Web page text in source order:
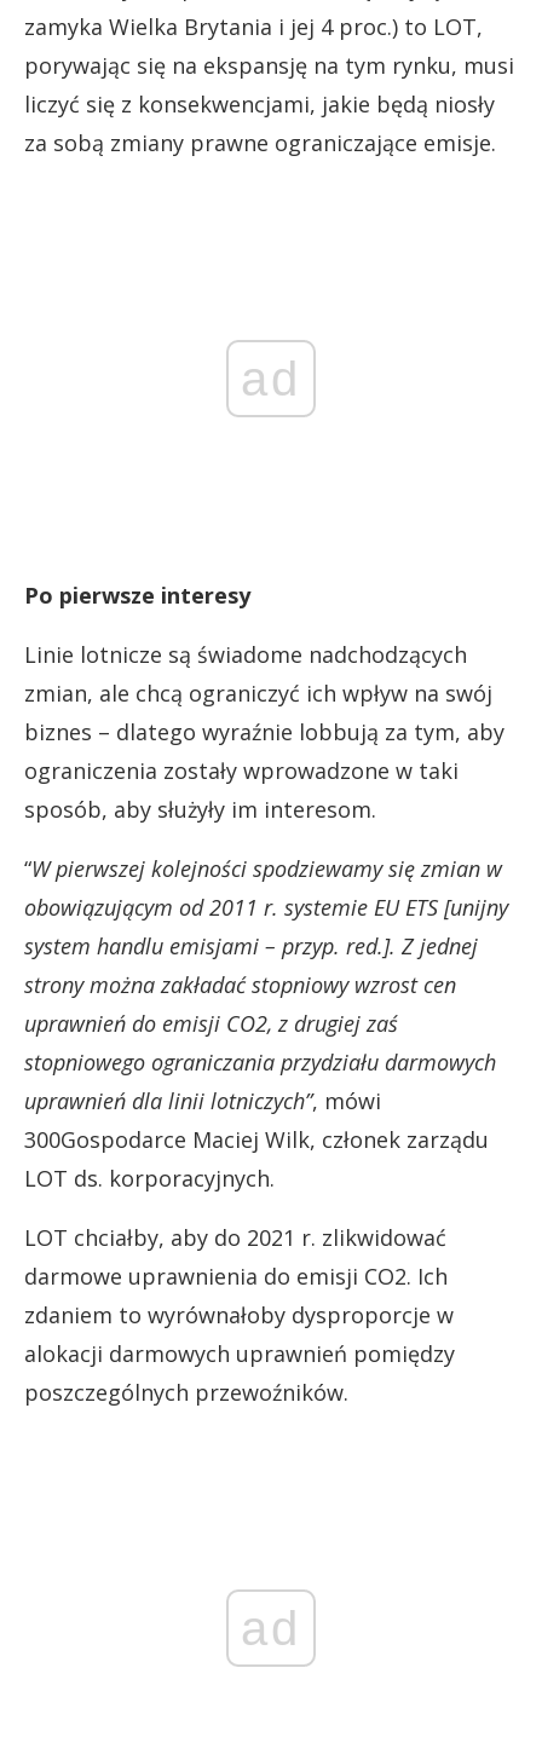
zamyka Wielka Brytania i jej 4 proc.) to LOT,
porywając się na ekspansję na tym rynku, musi
liczyć się z konsekwencjami, jakie będą niosły
za sobą zmiany prawne ograniczające emisje.
ad
Po pierwsze interesy
Linie lotnicze są świadome nadchodzących
zmian, ale chcą ograniczyć ich wpływ na swój
biznes – dlatego wyraźnie lobbują za tym, aby
ograniczenia zostały wprowadzone w taki
sposób, aby służyły im interesom.
“W pierwszej kolejności spodziewamy się zmian w
obowiązującym od 2011 r. systemie EU ETS [unijny
system handlu emisjami – przyp. red.]. Z jednej
strony można zakładać stopniowy wzrost cen
uprawnień do emisji CO2, z drugiej zaś
stopniowego ograniczania przydziału darmowych
uprawnień dla linii lotniczych”, mówi
300Gospodarce Maciej Wilk, członek zarządu
LOT ds. korporacyjnych.
LOT chciałby, aby do 2021 r. zlikwidować
darmowe uprawnienia do emisji CO2. Ich
zdaniem to wyrównałoby dysproporcje w
alokacji darmowych uprawnień pomiędzy
poszczególnych przewoźników.
ad